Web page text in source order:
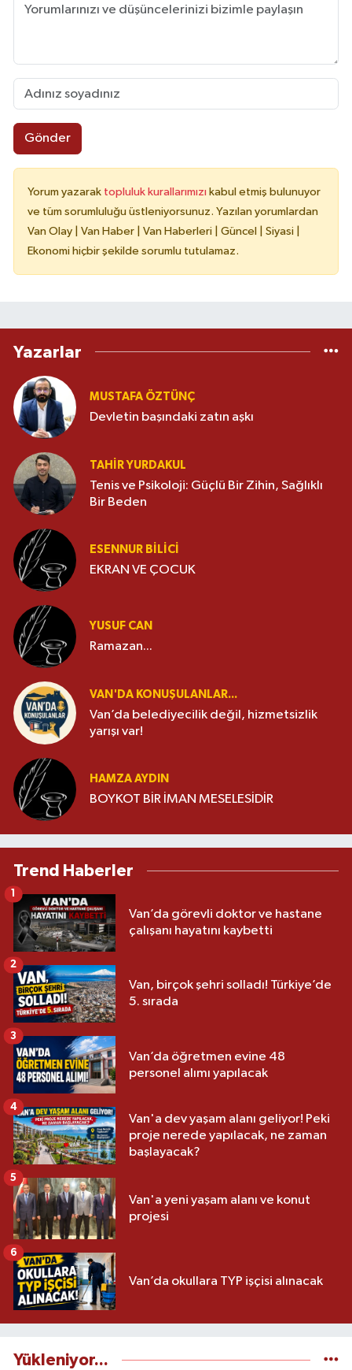
Gönder
Yorum yazarak topluluk kurallarımızı kabul etmiş bulunuyor
ve tüm sorumluluğu üstleniyorsunuz. Yazılan yorumlardan
Van Olay | Van Haber | Van Haberleri | Güncel | Siyasi |
Ekonomi hiçbir şekilde sorumlu tutulamaz.
Yazarlar
MUSTAFA ÖZTÜNÇ
Devletin başındaki zatın aşkı
TAHIR YURDAKUL
Tenis ve Psikoloji: Güçlü Bir Zihin, Sağlıklı
Bir Beden
ESENNUR BİLİCİ
EKRAN VE ÇOCUK
YUSUF CAN
Ramazan...
VAN'DA KONUŞULANLAR...
Van’da belediyecilik değil, hizmetsizlik
yarışı var!
HAMZA AYDIN
BOYKOT BİR İMAN MESELESİDİR
Trend Haberler
Van’da görevli doktor ve hastane
çalışanı hayatını kaybetti
1
Van, birçok şehri solladı! Türkiye’de
5. sırada
2
Van’da öğretmen evine 48
personel alımı yapılacak
3
Van'a dev yaşam alanı geliyor! Peki
proje nerede yapılacak, ne zaman
başlayacak?
4
Van'a yeni yaşam alanı ve konut
projesi
5
Van’da okullara TYP işçisi alınacak
6
Yükleniyor...